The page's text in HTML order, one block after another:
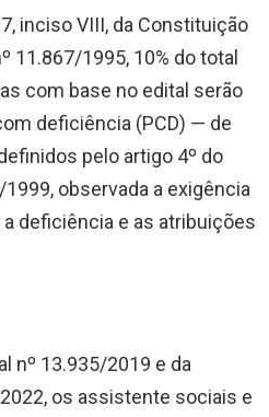
inciso VIII, da Constituição
11.867/1995, 10% do total
com base no edital serão
deficiência (PCD) — de
pelo artigo 4º do
observada a exigência
deficiência e as atribuições
nº 13.935/2019 e da
os assistente sociais e